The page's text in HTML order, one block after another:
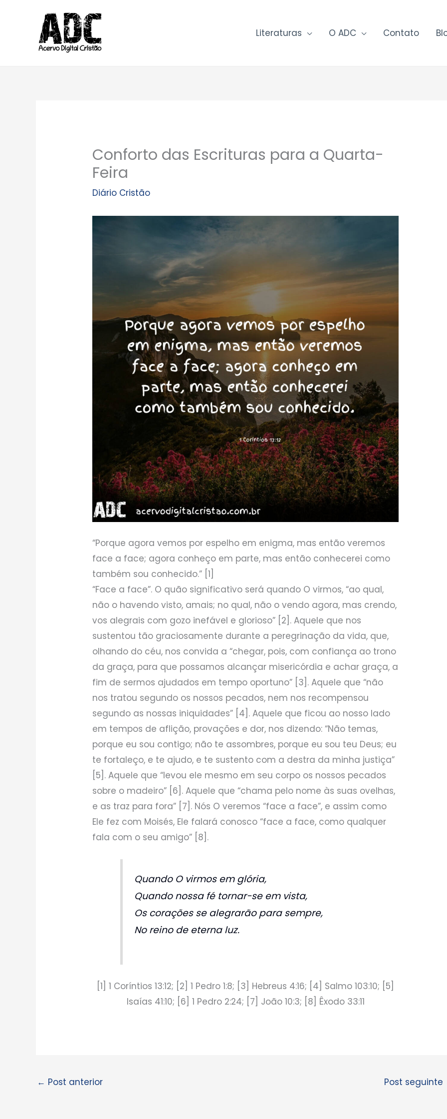
conteúdo
Literaturas O ADC Contato
Conforto das Escrituras para a Quarta-
Feira
Diário Cristão
“Porque agora vemos por espelho em enigma, mas então veremos
face a face; agora conheço em parte, mas então conhecerei como
também sou conhecido.” [1]
“Face a face”. O quão significativo será quando O virmos, “ao qual,
não o havendo visto, amais; no qual, não o vendo agora, mas crendo,
vos alegrais com gozo inefável e glorioso” [2]. Aquele que nos
sustentou tão graciosamente durante a peregrinação da vida, que,
olhando do céu, nos convida a “chegar, pois, com confiança ao trono
da graça, para que possamos alcançar misericórdia e achar graça, a
fim de sermos ajudados em tempo oportuno” [3]. Aquele que “não
nos tratou segundo os nossos pecados, nem nos recompensou
segundo as nossas iniquidades” [4]. Aquele que ficou ao nosso lado
em tempos de aflição, provações e dor, nos dizendo: “Não temas,
porque eu sou contigo; não te assombres, porque eu sou teu Deus; eu
te fortaleço, e te ajudo, e te sustento com a destra da minha justiça”
[5]. Aquele que “levou ele mesmo em seu corpo os nossos pecados
sobre o madeiro” [6]. Aquele que “chama pelo nome às suas ovelhas,
e as traz para fora” [7]. Nós O veremos “face a face”, e assim como
Ele fez com Moisés, Ele falará conosco “face a face, como qualquer
fala com o seu amigo” [8].
Quando O virmos em glória,
Quando nossa fé tornar-se em vista,
Os corações se alegrarão para sempre,
No reino de eterna luz.
[1] 1 Coríntios 13:12; [2] 1 Pedro 1:8; [3] Hebreus 4:16; [4] Salmo 103:10; [5]
Isaías 41:10; [6] 1 Pedro 2:24; [7] João 10:3; [8] Êxodo 33:11
← Post anterior Post seguinte